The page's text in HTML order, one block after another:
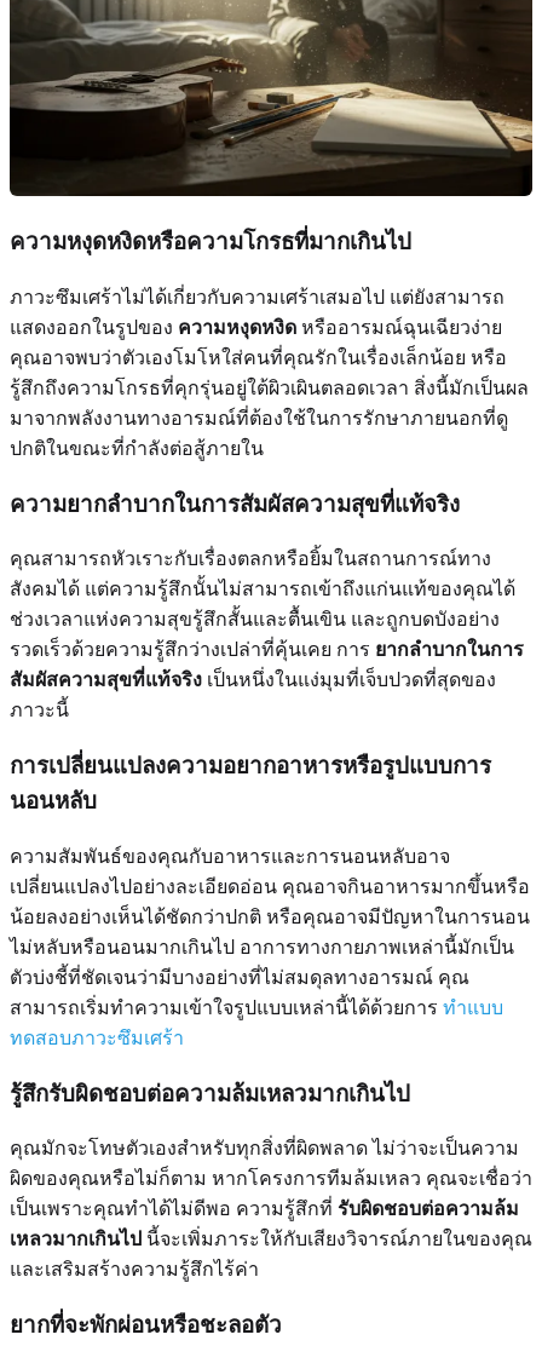
ความหงุดหงิดหรือความโกรธที่มากเกินไป
ภาวะซึมเศร้าไม่ได้เกี่ยวกับความเศร้าเสมอไป แต่ยังสามารถ
แสดงออกในรูปของ ความหงุดหงิด หรืออารมณ์ฉุนเฉียวง่าย
คุณอาจพบว่าตัวเองโมโหใส่คนที่คุณรักในเรื่องเล็กน้อย หรือ
รู้สึกถึงความโกรธที่คุกรุ่นอยู่ใต้ผิวเผินตลอดเวลา สิ่งนี้มักเป็นผล
มาจากพลังงานทางอารมณ์ที่ต้องใช้ในการรักษาภายนอกที่ดู
ปกติในขณะที่กำลังต่อสู้ภายใน
ความยากลำบากในการสัมผัสความสุขที่แท้จริง
คุณสามารถหัวเราะกับเรื่องตลกหรือยิ้มในสถานการณ์ทาง
สังคมได้ แต่ความรู้สึกนั้นไม่สามารถเข้าถึงแก่นแท้ของคุณได้
ช่วงเวลาแห่งความสุขรู้สึกสั้นและตื้นเขิน และถูกบดบังอย่าง
รวดเร็วด้วยความรู้สึกว่างเปล่าที่คุ้นเคย การ ยากลำบากในการ
สัมผัสความสุขที่แท้จริง เป็นหนึ่งในแง่มุมที่เจ็บปวดที่สุดของ
ภาวะนี้
การเปลี่ยนแปลงความอยากอาหารหรือรูปแบบการ
นอนหลับ
ความสัมพันธ์ของคุณกับอาหารและการนอนหลับอาจ
เปลี่ยนแปลงไปอย่างละเอียดอ่อน คุณอาจกินอาหารมากขึ้นหรือ
น้อยลงอย่างเห็นได้ชัดกว่าปกติ หรือคุณอาจมีปัญหาในการนอน
ไม่หลับหรือนอนมากเกินไป อาการทางกายภาพเหล่านี้มักเป็น
ตัวบ่งชี้ที่ชัดเจนว่ามีบางอย่างที่ไม่สมดุลทางอารมณ์ คุณ
สามารถเริ่มทำความเข้าใจรูปแบบเหล่านี้ได้ด้วยการ ทำแบบ
ทดสอบภาวะซึมเศร้า
รู้สึกรับผิดชอบต่อความล้มเหลวมากเกินไป
คุณมักจะโทษตัวเองสำหรับทุกสิ่งที่ผิดพลาด ไม่ว่าจะเป็นความ
ผิดของคุณหรือไม่ก็ตาม หากโครงการทีมล้มเหลว คุณจะเชื่อว่า
เป็นเพราะคุณทำได้ไม่ดีพอ ความรู้สึกที่ รับผิดชอบต่อความล้ม
เหลวมากเกินไป นี้จะเพิ่มภาระให้กับเสียงวิจารณ์ภายในของคุณ
และเสริมสร้างความรู้สึกไร้ค่า
ยากที่จะพักผ่อนหรือชะลอตัว